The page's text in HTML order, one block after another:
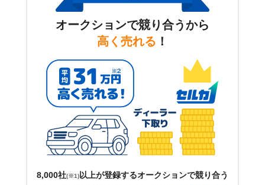
オークションで競り合うから
高く売れる ！
8,000社(※1) 以上が登録するオークションで競り合う